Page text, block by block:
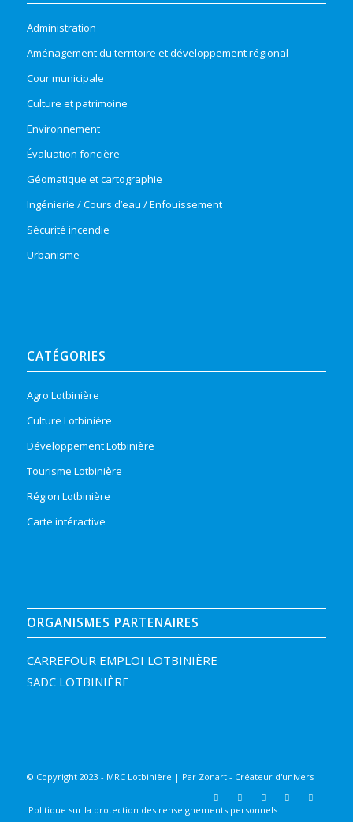
Administration
Aménagement du territoire et développement régional
Cour municipale
Culture et patrimoine
Environnement
Évaluation foncière
Géomatique et cartographie
Ingénierie / Cours d’eau / Enfouissement
Sécurité incendie
Urbanisme
CATÉGORIES
Agro Lotbinière
Culture Lotbinière
Développement Lotbinière
Tourisme Lotbinière
Région Lotbinière
Carte intéractive
ORGANISMES PARTENAIRES
CARREFOUR EMPLOI LOTBINIÈRE
SADC LOTBINIÈRE
© Copyright 2023 - MRC Lotbinière | Par Zonart - Créateur d'univers
Politique sur la protection des renseignements personnels